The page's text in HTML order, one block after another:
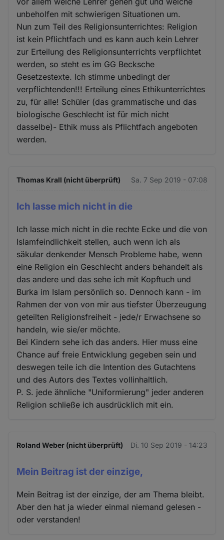
unbeholfen mit schwierigen Situationen um.
Nun zum Teil des Religionsunterrichtes: Religion
ist kein Pflichtfach und es kann auch kein Lehrer
zur Erteilung des Religionsunterrichts verpflichtet
werden, so steht es im GG Becksche
Gesetzestexte. Ich stimme unbedingt der
verpflichtenden!!! Erteilung eines Ethikunterrichtes
zu, für alle! Schüler (das grammatische und das
biologische Geschlecht ist für mich nicht
dasselbe)- Ethik muss als Pflichtfach angeboten
werden.
Thomas Krall (nicht überprüft) Sa. 7 Sep 2019 - 07:08
Ich lasse mich nicht in die
Ich lasse mich nicht in die rechte Ecke und die von
Islamfeindlichkeit stellen, auch wenn ich als
säkular denkender Mensch Probleme habe, wenn
eine Religion ein Geschlecht anders behandelt als
das andere und das sehe ich mit Kopftuch und
Burka im Islam persönlich so. Dennoch kann - im
Rahmen der von von mir aus tiefster Überzeugung
geteilten Religionsfreiheit - jede/r Erwachsene so
handeln, wie sie/er möchte.
Bei Kindern sehe ich das anders. Hier muss eine
Chance auf freie Entwicklung gegeben sein und
deswegen teile ich die Intention des Gutachtens
und des Autors des Textes vollinhaltlich.
P. S. jede ähnliche "Uniformierung" jeder anderen
Religion schließe ich ausdrücklich mit ein.
Roland Weber (nicht überprüft) Di. 10 Sep 2019 - 14:23
Mein Beitrag ist der einzige,
Mein Beitrag ist der einzige, der am Thema bleibt.
Aber den hat ja wieder einmal niemand gelesen -
oder verstanden!